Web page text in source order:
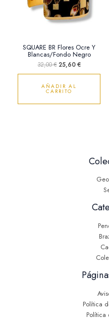
SQUARE BR Flores Ocre Y
Blancas/Fondo Negro
32,00€ 25,60€
AÑADIR AL
CARRITO
Política
Política